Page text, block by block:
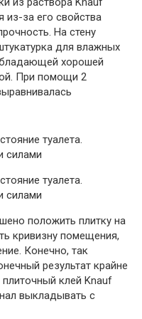
за его свойства
На стену
для влажных
хорошей
При помощи 2
положить плитку на
кривизну помещения,
Конечно, так
результат крайне
плиточный клей Knauf
выкладывать с